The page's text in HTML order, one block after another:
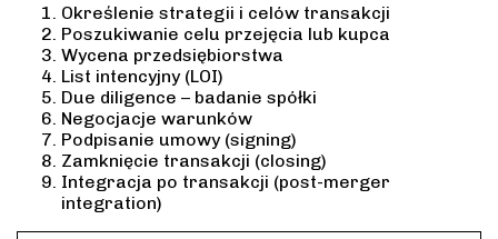
Określenie strategii i celów transakcji
Poszukiwanie celu przejęcia lub kupca
Wycena przedsiębiorstwa
List intencyjny (LOI)
Due diligence – badanie spółki
Negocjacje warunków
Podpisanie umowy (signing)
Zamknięcie transakcji (closing)
Integracja po transakcji (post-merger
integration)